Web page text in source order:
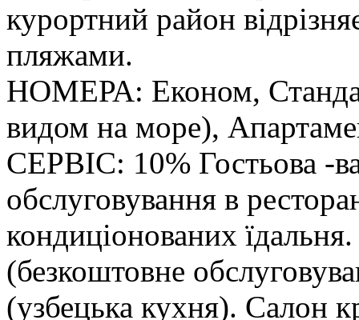
курортний район
пляжами.
НОМЕРА: Економ,
видом на море),
СЕРВІС: 10% Гостьова -
обслуговування в
кондиціонованих
(безкоштовне
(узбецька кухня). Салон